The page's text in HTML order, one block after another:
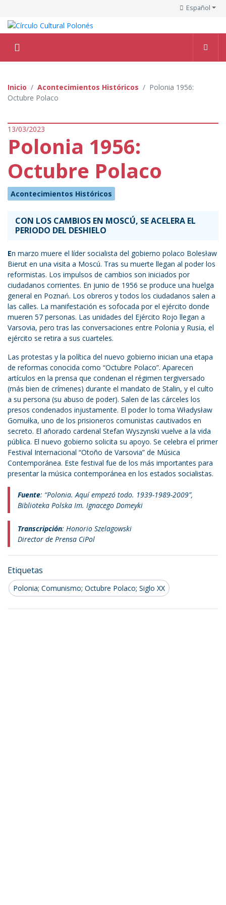
Español
Inicio Acontecimientos Históricos
Polonia 1956:
Octubre Polaco
13/03/2023
Polonia 1956:
Octubre Polaco
Acontecimientos Históricos
CON LOS CAMBIOS EN MOSCÚ, SE ACELERA EL
PERIODO DEL DESHIELO
En marzo muere el líder socialista del gobierno polaco Bolesław
Bierut en una visita a Moscú. Tras su muerte llegan al poder los
reformistas. Los impulsos de cambios son iniciados por
ciudadanos corrientes. En junio de 1956 se produce una huelga
general en Poznań. Los obreros y todos los ciudadanos salen a
las calles. La manifestación es sofocada por el ejército donde
mueren 57 personas. Las unidades del Ejército Rojo llegan a
Varsovia, pero tras las conversaciones entre Polonia y Rusia, el
ejército se retira a sus cuarteles.
Las protestas y la política del nuevo gobierno inician una etapa
de reformas conocida como “Octubre Polaco”. Aparecen
artículos en la prensa que condenan el régimen tergiversado
(más bien de crímenes) durante el mandato de Stalin, y el culto
a su persona (su abuso de poder). Salen de las cárceles los
presos condenados injustamente. El poder lo toma Władysław
Gomułka, uno de los prisioneros comunistas cautivados en
secreto. El añorado cardenal Stefan Wyszynski vuelve a la vida
pública. El nuevo gobierno solicita su apoyo. Se celebra el primer
Festival Internacional “Otoño de Varsovia” de Música
Contemporánea. Este festival fue de los más importantes para
presentar la música contemporánea en los estados socialistas.
Fuente: “Polonia. Aquí empezó todo. 1939-1989-2009”,
Biblioteka Polska Im. Ignacego Domeyki
Transcripción: Honorio Szelagowski
Director de Prensa CiPol
Etiquetas
Polonia; Comunismo; Octubre Polaco; Siglo XX